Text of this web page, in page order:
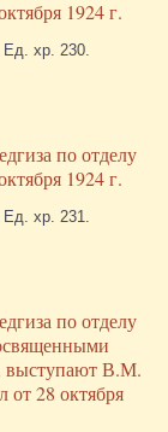
1924 г.
хр. 230.
по отделу
1924 г.
хр. 231.
по отделу
выступают В.М.
28 октября